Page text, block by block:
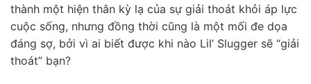
thành một hiện thân kỳ lạ của sự giải thoát khỏi áp lực
cuộc sống, nhưng đồng thời cũng là một mối đe dọa
đáng sợ, bởi vì ai biết được khi nào Lil’ Slugger sẽ “giải
thoát” bạn?